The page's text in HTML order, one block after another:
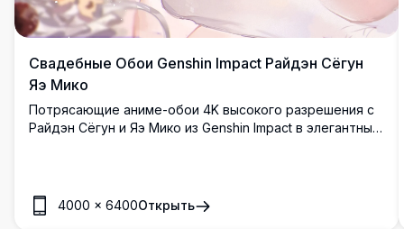
Свадебные Обои Genshin Impact Райдэн Сёгун
Яэ Мико
Потрясающие аниме-обои 4K высокого разрешения с
Райдэн Сёгун и Яэ Мико из Genshin Impact в элегантных
4000 × 6400Открыть